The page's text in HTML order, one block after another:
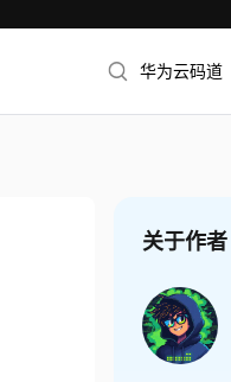
华为云码道
关于作者